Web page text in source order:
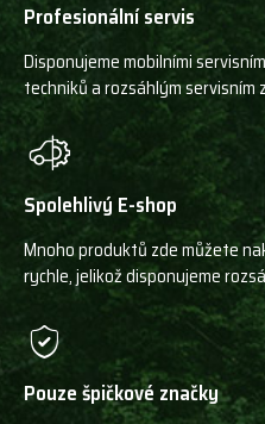
Profesionální servis
Disponujeme mobilními
techniků a rozsáhlým servisním
Spolehlivý E-shop
Mnoho produktů zde můžete
rychle, jelikož disponujeme
Pouze špičkové značky